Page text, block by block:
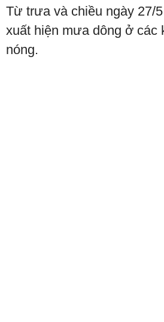
Từ trưa và chiều ngày 27/
xuất hiện mưa dông ở các
nóng.